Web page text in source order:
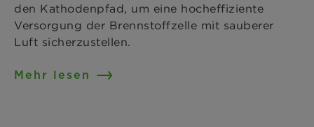
den Kathodenpfad, um eine hocheffiziente
Versorgung der Brennstoffzelle mit sauberer
Luft sicherzustellen.
Mehr lesen